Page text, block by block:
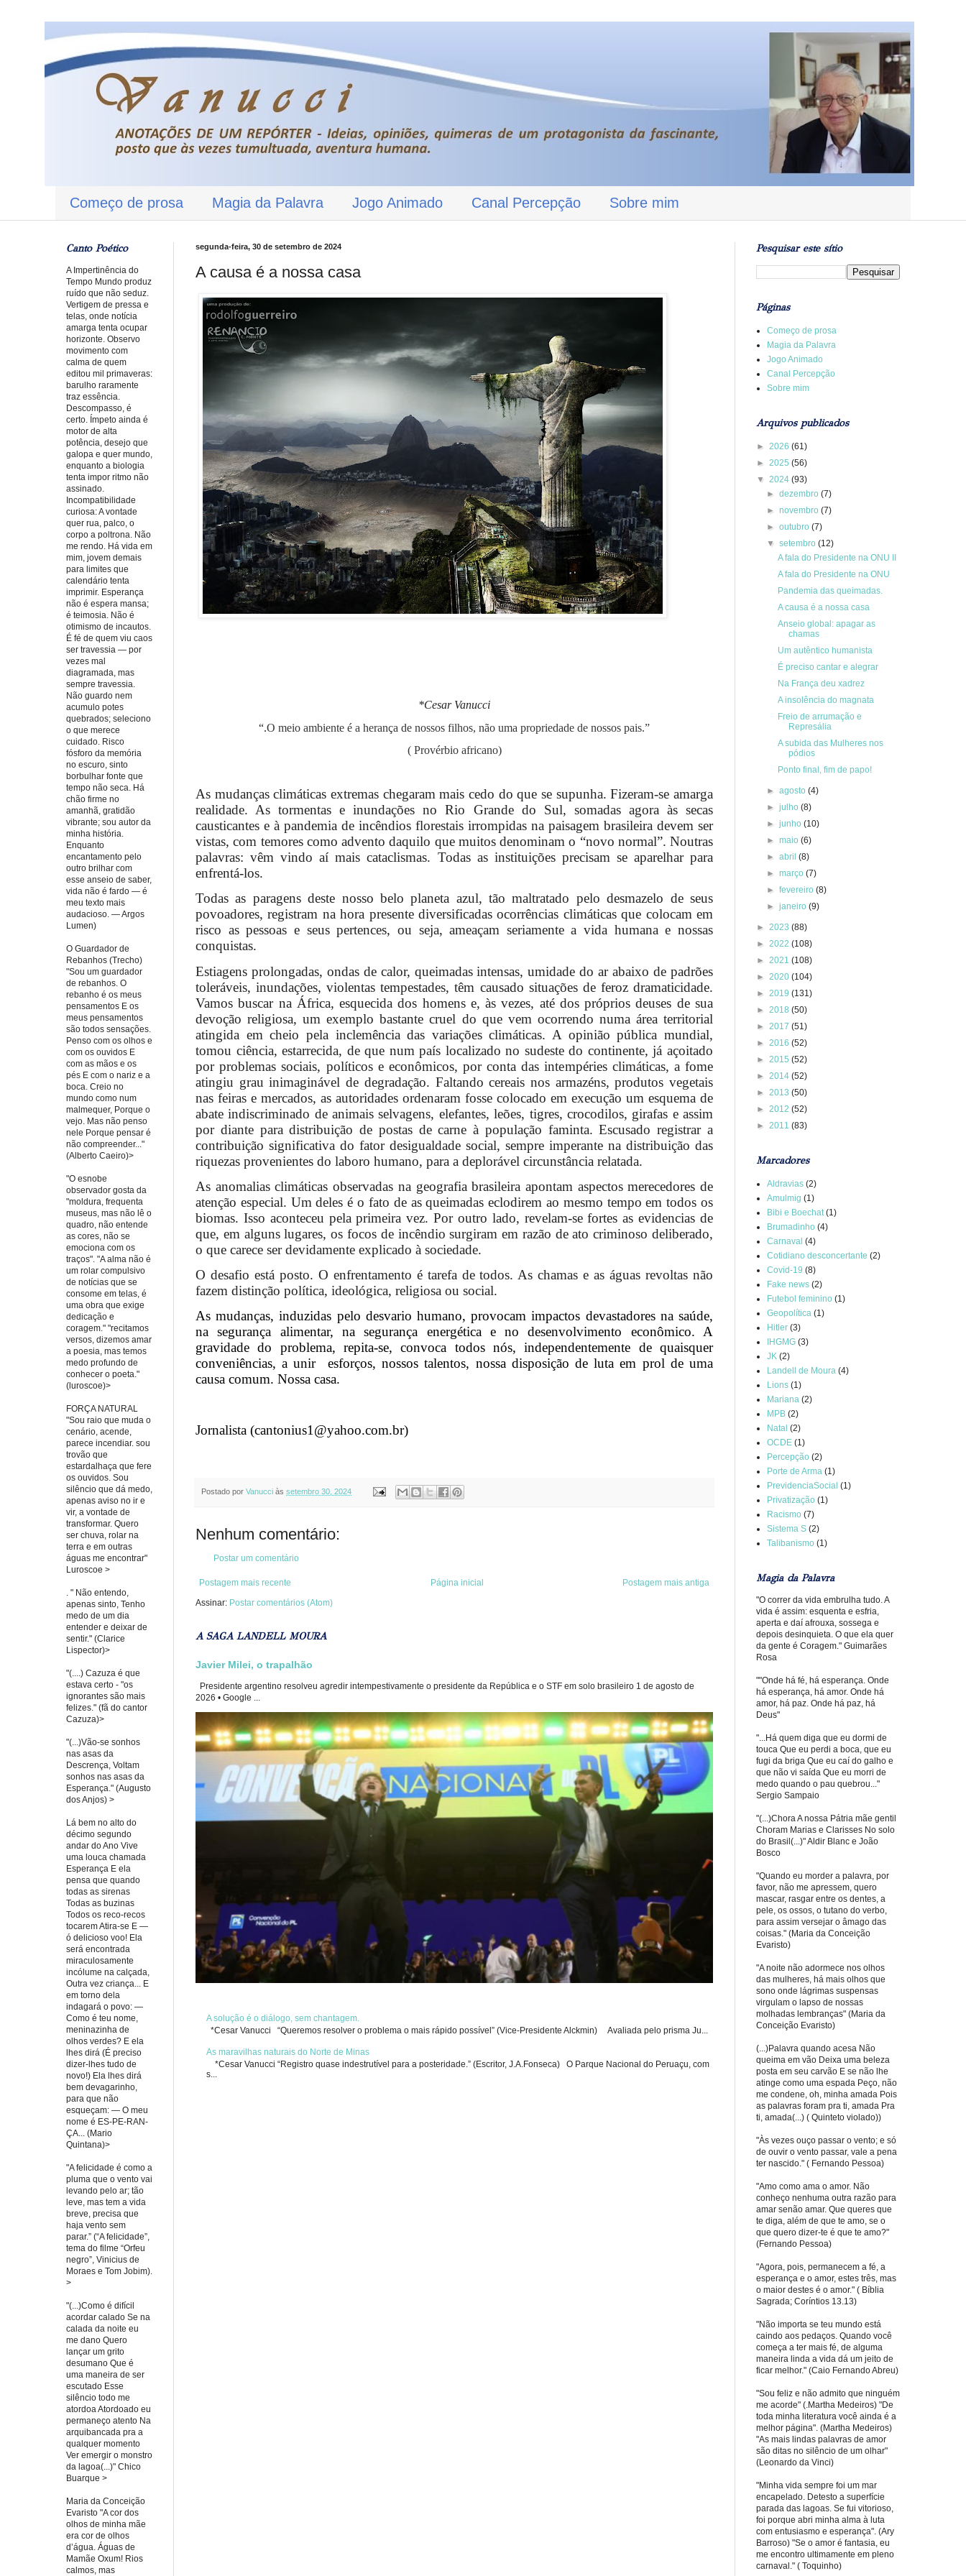
Começo de prosa Magia da Palavra Jogo Animado Canal Percepção Sobre mim
segunda-feira, 30 de setembro de 2024
A causa é a nossa casa
*Cesar Vanucci
“.O meio ambiente é a herança de nossos filhos, não uma propriedade de nossos pais.”
( Provérbio africano)
As mudanças climáticas extremas chegaram mais cedo do que se supunha. Fizeram-se amarga
realidade. As tormentas e inundações no Rio Grande do Sul, somadas agora às secas
causticantes e à pandemia de incêndios florestais irrompidas na paisagem brasileira devem ser
vistas, com temores como advento daquilo que muitos denominam o “novo normal”. Noutras
palavras: vêm vindo aí mais cataclismas. Todas as instituições precisam se aparelhar para
enfrentá-los.
Todas as paragens deste nosso belo planeta azul, tão maltratado pelo desmazelo de seus
povoadores, registram na hora presente diversificadas ocorrências climáticas que colocam em
risco as pessoas e seus pertences, ou seja, ameaçam seriamente a vida humana e nossas
conquistas.
Estiagens prolongadas, ondas de calor, queimadas intensas, umidade do ar abaixo de padrões
toleráveis, inundações, violentas tempestades, têm causado situações de feroz dramaticidade.
Vamos buscar na África, esquecida dos homens e, às vezes, até dos próprios deuses de sua
devoção religiosa, um exemplo bastante cruel do que vem ocorrendo numa área territorial
atingida em cheio pela inclemência das variações climáticas. A opinião pública mundial,
tomou ciência, estarrecida, de que num país localizado no sudeste do continente, já açoitado
por problemas sociais, políticos e econômicos, por conta das intempéries climáticas, a fome
atingiu grau inimaginável de degradação. Faltando cereais nos armazéns, produtos vegetais
nas feiras e mercados, as autoridades ordenaram fosse colocado em execução um esquema de
abate indiscriminado de animais selvagens, elefantes, leões, tigres, crocodilos, girafas e assim
por diante para distribuição de postas de carne à população faminta. Escusado registrar a
contribuição significativa do fator desigualdade social, sempre imperante na distribuição das
riquezas provenientes do laboro humano, para a deplorável circunstância relatada.
As anomalias climáticas observadas na geografia brasileira apontam aspectos merecedores de
atenção especial. Um deles é o fato de as queimadas eclodirem ao mesmo tempo em todos os
biomas. Isso aconteceu pela primeira vez. Por outro lado, revelam-se fortes as evidencias de
que, em alguns lugares, os focos de incêndio surgiram em razão de ato criminoso deliberado,
o que carece ser devidamente explicado à sociedade.
O desafio está posto. O enfrentamento é tarefa de todos. As chamas e as águas revoltas não
fazem distinção política, ideológica, religiosa ou social.
As mudanças, induzidas pelo desvario humano, provocam impactos devastadores na saúde,
na segurança alimentar, na segurança energética e no desenvolvimento econômico. A
gravidade do problema, repita-se, convoca todos nós, independentemente de quaisquer
conveniências, a unir
esforços, nossos talentos, nossa disposição de luta em prol de uma
causa comum. Nossa casa.
Jornalista (cantonius1@yahoo.com.br)
Postado por Vanucci às setembro 30, 2024
Nenhum comentário:
Postar um comentário
Postagem mais recente Postagem mais antiga
Página inicial
Assinar: Postar comentários (Atom)
A SAGA LANDELL MOURA
Javier Milei, o trapalhão
Presidente argentino resolveu agredir intempestivamente o presidente da República e o STF em solo brasileiro 1 de agosto de
2026 • Google ...
A solução é o diálogo, sem chantagem.
*Cesar Vanucci “Queremos resolver o problema o mais rápido possível” (Vice-Presidente Alckmin) Avaliada pelo prisma Ju...
As maravilhas naturais do Norte de Minas
*Cesar Vanucci “Registro quase indestrutível para a posteridade.” (Escritor, J.A.Fonseca) O Parque Nacional do Peruaçu, com
s...
Canto Poético
A Impertinência do
Tempo Mundo produz
ruído que não seduz.
Vertigem de pressa e
telas, onde notícia
amarga tenta ocupar
horizonte. Observo
movimento com
calma de quem
editou mil primaveras:
barulho raramente
traz essência.
Descompasso, é
certo. Ímpeto ainda é
motor de alta
potência, desejo que
galopa e quer mundo,
enquanto a biologia
tenta impor ritmo não
assinado.
Incompatibilidade
curiosa: A vontade
quer rua, palco, o
corpo a poltrona. Não
me rendo. Há vida em
mim, jovem demais
para limites que
calendário tenta
imprimir. Esperança
não é espera mansa;
é teimosia. Não é
otimismo de incautos.
É fé de quem viu caos
ser travessia — por
vezes mal
diagramada, mas
sempre travessia.
Não guardo nem
acumulo potes
quebrados; seleciono
o que merece
cuidado. Risco
fósforo da memória
no escuro, sinto
borbulhar fonte que
tempo não seca. Há
chão firme no
amanhã, gratidão
vibrante; sou autor da
minha história.
Enquanto
encantamento pelo
outro brilhar com
esse anseio de saber,
vida não é fardo — é
meu texto mais
audacioso. — Argos
Lumen)
O Guardador de
Rebanhos (Trecho)
"Sou um guardador
de rebanhos. O
rebanho é os meus
pensamentos E os
meus pensamentos
são todos sensações.
Penso com os olhos e
com os ouvidos E
com as mãos e os
pés E com o nariz e a
boca. Creio no
mundo como num
malmequer, Porque o
vejo. Mas não penso
nele Porque pensar é
não compreender..."
(Alberto Caeiro)>
"O esnobe
observador gosta da
"moldura, frequenta
museus, mas não lê o
quadro, não entende
as cores, não se
emociona com os
traços". "A alma não é
um rolar compulsivo
de notícias que se
consome em telas, é
uma obra que exige
dedicação e
coragem." "recitamos
versos, dizemos amar
a poesia, mas temos
medo profundo de
conhecer o poeta."
(luroscoe)>
FORÇA NATURAL
"Sou raio que muda o
cenário, acende,
parece incendiar. sou
trovão que
estardalhaça que fere
os ouvidos. Sou
silêncio que dá medo,
apenas aviso no ir e
vir, a vontade de
transformar. Quero
ser chuva, rolar na
terra e em outras
águas me encontrar"
Luroscoe >
. " Não entendo,
apenas sinto, Tenho
medo de um dia
entender e deixar de
sentir." (Clarice
Lispector)>
"(....) Cazuza é que
estava certo - "os
ignorantes são mais
felizes." (fã do cantor
Cazuza)>
"(...)Vão-se sonhos
nas asas da
Descrença, Voltam
sonhos nas asas da
Esperança." (Augusto
dos Anjos) >
Lá bem no alto do
décimo segundo
andar do Ano Vive
uma louca chamada
Esperança E ela
pensa que quando
todas as sirenas
Todas as buzinas
Todos os reco-recos
tocarem Atira-se E —
ó delicioso voo! Ela
será encontrada
miraculosamente
incólume na calçada,
Outra vez criança... E
em torno dela
indagará o povo: —
Como é teu nome,
meninazinha de
olhos verdes? E ela
lhes dirá (É preciso
dizer-lhes tudo de
novo!) Ela lhes dirá
bem devagarinho,
para que não
esqueçam: — O meu
nome é ES-PE-RAN-
ÇA... (Mario
Quintana)>
"A felicidade é como a
pluma que o vento vai
levando pelo ar; tão
leve, mas tem a vida
breve, precisa que
haja vento sem
parar.” (“A felicidade”,
tema do filme “Orfeu
negro”, Vinicius de
Moraes e Tom Jobim).
>
"(...)Como é difícil
acordar calado Se na
calada da noite eu
me dano Quero
lançar um grito
desumano Que é
uma maneira de ser
escutado Esse
silêncio todo me
atordoa Atordoado eu
permaneço atento Na
arquibancada pra a
qualquer momento
Ver emergir o monstro
da lagoa(...)" Chico
Buarque >
Maria da Conceição
Evaristo "A cor dos
olhos de minha mãe
era cor de olhos
d’água. Águas de
Mamãe Oxum! Rios
calmos, mas
Pesquisar este sítio
Páginas
Começo de prosa
Magia da Palavra
Jogo Animado
Canal Percepção
Sobre mim
Arquivos publicados
► 2026 (61)
► 2025 (56)
▼ 2024 (93)
►dezembro(7)
►novembro(7)
►outubro(7)
▼setembro(12)
A fala do Presidente na ONU II
A fala do Presidente na ONU
Pandemia das queimadas.
A causa é a nossa casa
Anseio global: apagar as
chamas
Um autêntico humanista
É preciso cantar e alegrar
Na França deu xadrez
A insolência do magnata
Freio de arrumação e
Represália
A subida das Mulheres nos
pódios
Ponto final, fim de papo!
►agosto(4)
►julho(8)
►junho(10)
►maio(6)
►abril(8)
►março(7)
►fevereiro(8)
►janeiro(9)
► 2023 (88)
► 2022 (108)
► 2021 (108)
► 2020 (104)
► 2019 (131)
► 2018 (50)
► 2017 (51)
► 2016 (52)
► 2015 (52)
► 2014 (52)
► 2013 (50)
► 2012 (52)
► 2011 (83)
Marcadores
Aldravias (2)
Amulmig (1)
Bibi e Boechat (1)
Brumadinho (4)
Carnaval (4)
Cotidiano desconcertante (2)
Covid-19 (8)
Fake news (2)
Futebol feminino (1)
Geopolítica (1)
Hitler (3)
IHGMG (3)
JK (2)
Landell de Moura (4)
Lions (1)
Mariana (2)
MPB (2)
Natal (2)
OCDE (1)
Percepção (2)
Porte de Arma (1)
PrevidenciaSocial (1)
Privatização (1)
Racismo (7)
Sistema S (2)
Talibanismo (1)
Magia da Palavra
"O correr da vida embrulha tudo. A
vida é assim: esquenta e esfria,
aperta e daí afrouxa, sossega e
depois desinquieta. O que ela quer
da gente é Coragem." Guimarães
Rosa
""Onde há fé, há esperança. Onde
há esperança, há amor. Onde há
amor, há paz. Onde há paz, há
Deus"
"...Há quem diga que eu dormi de
touca Que eu perdi a boca, que eu
fugi da briga Que eu caí do galho e
que não vi saída Que eu morri de
medo quando o pau quebrou..."
Sergio Sampaio
"(...)Chora A nossa Pátria mãe gentil
Choram Marias e Clarisses No solo
do Brasil(...)" Aldir Blanc e João
Bosco
"Quando eu morder a palavra, por
favor, não me apressem, quero
mascar, rasgar entre os dentes, a
pele, os ossos, o tutano do verbo,
para assim versejar o âmago das
coisas." (Maria da Conceição
Evaristo)
"A noite não adormece nos olhos
das mulheres, há mais olhos que
sono onde lágrimas suspensas
virgulam o lapso de nossas
molhadas lembranças" (Maria da
Conceição Evaristo)
(...)Palavra quando acesa Não
queima em vão Deixa uma beleza
posta em seu carvão E se não lhe
atinge como uma espada Peço, não
me condene, oh, minha amada Pois
as palavras foram pra ti, amada Pra
ti, amada(...) ( Quinteto violado))
"Às vezes ouço passar o vento; e só
de ouvir o vento passar, vale a pena
ter nascido." ( Fernando Pessoa)
"Amo como ama o amor. Não
conheço nenhuma outra razão para
amar senão amar. Que queres que
te diga, além de que te amo, se o
que quero dizer-te é que te amo?"
(Fernando Pessoa)
"Agora, pois, permanecem a fé, a
esperança e o amor, estes três, mas
o maior destes é o amor." ( Bíblia
Sagrada; Coríntios 13.13)
"Não importa se teu mundo está
caindo aos pedaços. Quando você
começa a ter mais fé, de alguma
maneira linda a vida dá um jeito de
ficar melhor." (Caio Fernando Abreu)
"Sou feliz e não admito que ninguém
me acorde" (.Martha Medeiros) "De
toda minha literatura você ainda é a
melhor página". (Martha Medeiros)
"As mais lindas palavras de amor
são ditas no silêncio de um olhar"
(Leonardo da Vinci)
"Minha vida sempre foi um mar
encapelado. Detesto a superfície
parada das lagoas. Se fui vitorioso,
foi porque abri minha alma à luta
com entusiasmo e esperança". (Ary
Barroso) "Se o amor é fantasia, eu
me encontro ultimamente em pleno
carnaval." ( Toquinho)